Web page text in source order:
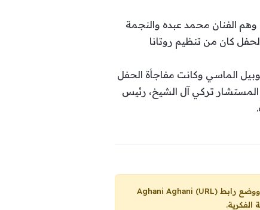
الفنان محمد عبده والنجمة
كان من تنظيم روتانا
وجاء هذا الاحتفال باليوبيل الماسي وكانت مفاجأة الحفل
المستشار تركي آل الشيخ، رئيس
Aghani Aghani (URL)
الفكرية.